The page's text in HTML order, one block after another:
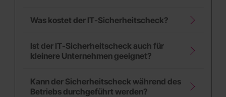
Was kostet der IT-Sicherheitscheck?
Ist der IT-Sicherheitscheck auch für
kleinere Unternehmen geeignet?
Kann der Sicherheitscheck während des
Betriebs durchgeführt werden?